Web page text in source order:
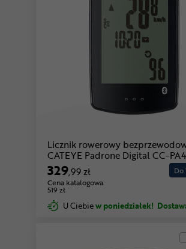
Licznik rowerowy
CATEYE Padrone Digital CC-
329,99 zł
Cena katalogowa:
519 zł
Do
U Ciebiew poniedziałek!